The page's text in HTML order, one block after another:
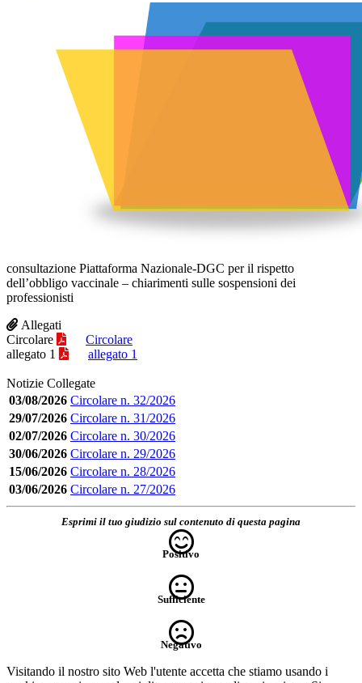
consultazione Piattaforma Nazionale-DGC per il rispetto
dell’obbligo vaccinale – chiarimenti sulle sospensioni dei
professionisti
Allegati
Circolare
Circolare
allegato 1
allegato 1
Notizie Collegate
03/08/2026 Circolare n. 32/2026
29/07/2026 Circolare n. 31/2026
02/07/2026 Circolare n. 30/2026
30/06/2026 Circolare n. 29/2026
15/06/2026 Circolare n. 28/2026
03/06/2026 Circolare n. 27/2026
Esprimi il tuo giudizio sul contenuto di questa pagina
Positivo
Sufficiente
Negativo
Visitando il nostro sito Web l'utente accetta che stiamo usando i